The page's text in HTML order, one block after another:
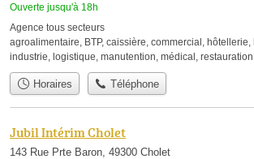
Ouverte jusqu'à 18h
Agence tous secteurs
agroalimentaire BTP, caissière commercial hôtellerie
industrie logistique manutention médical restauration
Horaires Téléphone
Jubil Intérim Cholet
143 Rue Prte Baron, 49300 Cholet